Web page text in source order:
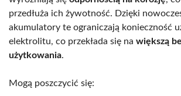
przedłuża ich żywotność. Dzięki
akumulatory te ograniczają konieczność
elektrolitu, co przekłada się na większą
użytkowania.
Mogą poszczycić się: